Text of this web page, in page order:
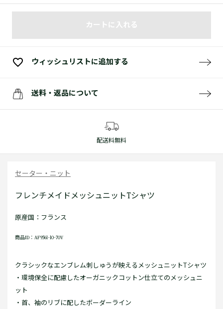
カートに入れる
ウィッシュリストに追加する
送料・返品について
配送料無料
セーター・ニット
フレンチメイドメッシュニットTシャツ
原産国：フランス
商品ID：AF9561-10-70V
クラシックなエンブレム刺しゅうが映えるメッシュニットTシャツ
・環境保全に配慮したオーガニックコットン仕立てのメッシュニ
ット
・首、袖のリブに配したボーダーライン